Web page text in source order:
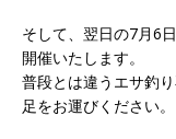
そして、翌日の7月6
開催いたします。
普段とは違うエサ釣
足をお運びください。